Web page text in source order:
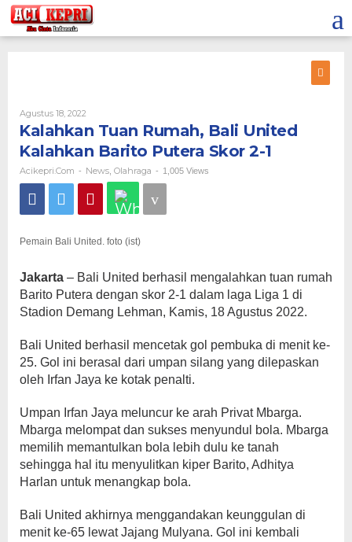
Lewati
ke
konten
Agustus 18, 2022
Acikepri.com
Kalahkan Tuan Rumah, Bali United
Kalahkan Barito Putera Skor 2-1
Acikepri.com - News Olahraga - 1,005 Views
Pemain Bali United. foto (ist)
Jakarta – Bali United berhasil mengalahkan tuan rumah
Barito Putera dengan skor 2-1 dalam laga Liga 1 di
Stadion Demang Lehman, Kamis, 18 Agustus 2022.
Bali United berhasil mencetak gol pembuka di menit ke-
25. Gol ini berasal dari umpan silang yang dilepaskan
oleh Irfan Jaya ke kotak penalti.
Umpan Irfan Jaya meluncur ke arah Privat Mbarga.
Mbarga melompat dan sukses menyundul bola. Mbarga
memilih memantulkan bola lebih dulu ke tanah
sehingga hal itu menyulitkan kiper Barito, Adhitya
Harlan untuk menangkap bola.
Bali United akhirnya menggandakan keunggulan di
menit ke-65 lewat Jajang Mulyana. Gol ini kembali